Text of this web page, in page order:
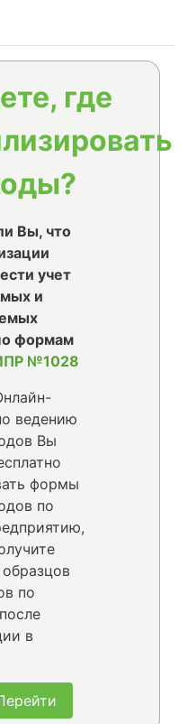
где
Вы, что
учет
и
формам
№1028
ведению
Вы
формы
по
по
в